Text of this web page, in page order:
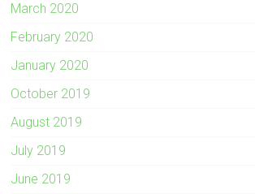
March 2020
February 2020
January 2020
October 2019
August 2019
July 2019
June 2019